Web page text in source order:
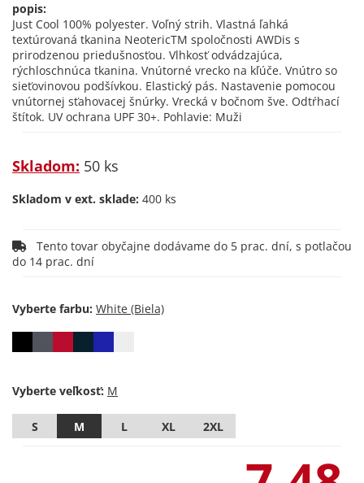
popis:
Just Cool 100% polyester. Voľný strih. Vlastná ľahká
textúrovaná tkanina NeotericTM spoločnosti AWDis s
prirodzenou priedušnosťou. Vlhkosť odvádzajúca,
rýchloschnúca tkanina. Vnútorné vrecko na kľúče. Vnútro so
sieťovinovou podšívkou. Elastický pás. Nastavenie pomocou
vnútornej sťahovacej šnúrky. Vrecká v bočnom šve. Odtŕhací
štítok. UV ochrana UPF 30+. Pohlavie: Muži
Skladom: 50 ks
Skladom v ext. sklade: 400 ks
do 14 prac. dní
Vyberte farbu:
Vyberte veľkosť:
S M L XL 2XL